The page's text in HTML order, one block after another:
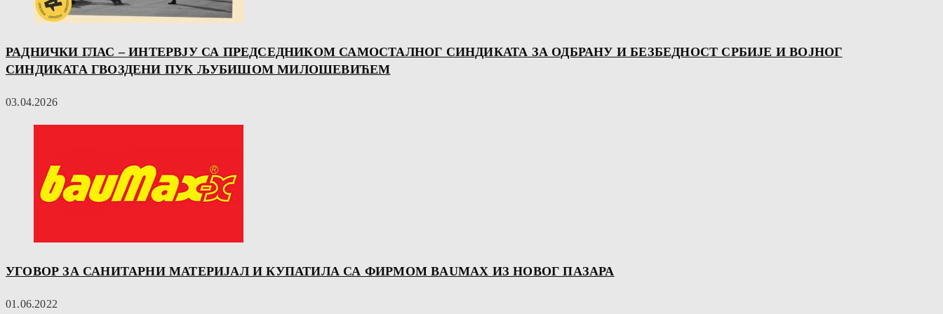
РАДНИЧКИ ГЛАС – ИНТЕРВЈУ СА ПРЕДСЕДНИКОМ САМОСТАЛНОГ СИНДИКАТА ЗА ОДБРАНУ И БЕЗБЕДНОСТ СРБИЈЕ И ВОЈНОГ
СИНДИКАТА ГВОЗДЕНИ ПУК ЉУБИШОМ МИЛОШЕВИЋЕМ
03.04.2026
УГОВОР ЗА САНИТАРНИ МАТЕРИЈАЛ И КУПАТИЛА СА ФИРМОМ BAUMAX ИЗ НОВОГ ПАЗАРА
01.06.2022